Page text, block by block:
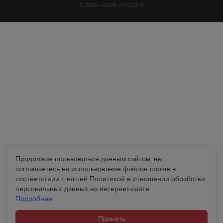
Продолжая пользоваться данным сайтом, вы
соглашаетесь на использование файлов cookie в
соответствии с нашей Политикой в отношении обработки
персональных данных на интернет-сайте.
Подробнее
Принять
© 1995—2026, ЛАДОГА